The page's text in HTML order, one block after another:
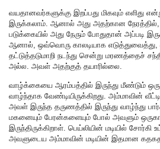
வயதானவர்களுக்கு இறப்பது மிகவும் எளிது
இருக்கலாம். ஆனால் அது அதற்கான
படுக்கையில் அது நேரும் போதுதான் அப்படி
ஆனால், ஒவ்வொரு காலடியாக எடுத்துவைத்து,
தட்டுத்தடுமாறி நடந்து சென்று மரணத்தைச்
அல்ல. அவள் அதற்குத் தயாரில்லை.
வாழ்க்கையை ஆரம்பத்தில் இருந்து மீண்டும் ஒரு
வாழ்ந்தாக வேண்டியிருக்கிறது. அம்மாவின்
அவள் இருந்த தருணத்தில் இருந்து வாழ்ந்து
மகனையும் பேரன்களையும் போல் அவளும்
இருந்திருக்கிறாள். பெய்லியின் மடியில் சோர்கி
அவளுடைய அம்மாவின் மடியின் இதமான